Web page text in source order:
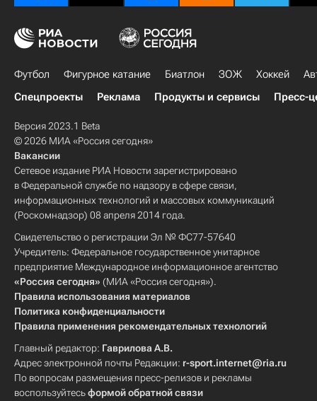
Футбол Фигурное катание Биатлон ЗОЖ Хоккей
Спецпроекты
Реклама Продукты и сервисы Пресс-
Версия 2023.1 Beta
© 2026 МИА «Россия сегодня»
Вакансии
Сетевое издание РИА Новости зарегистрировано
в Федеральной службе по надзору в сфере связи,
информационных технологий и массовых коммуникаций
(Роскомнадзор) 08 апреля 2014 года.
Свидетельство о регистрации Эл № ФС77-57640
Учредитель: Федеральное государственное унитарное
предприятие Международное информационное агентство
«Россия сегодня» (МИА «Россия сегодня»).
Правила использования материалов
Политика конфиденциальности
Правила применения рекомендательных технологий
Главный редактор: Гаврилова А.В.
Адрес электронной почты Редакции: r-sport.internet@ria.ru
По вопросам размещения пресс-релизов и рекламы
воспользуйтесьформой обратной связи